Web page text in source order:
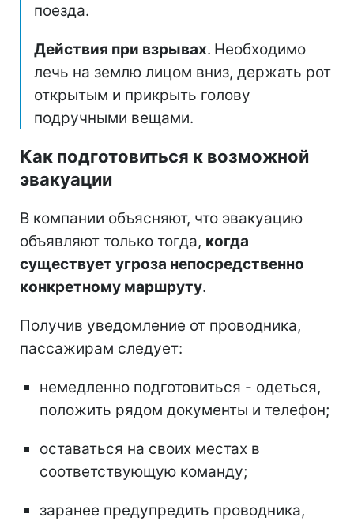
поезда.
Действия при взрывах. Необходимо
лечь на землю лицом вниз, держать рот
открытым и прикрыть голову
подручными вещами.
Как подготовиться к возможной
эвакуации
В компании объясняют, что эвакуацию
объявляют только тогда, когда
существует угроза непосредственно
конкретному маршруту.
Получив уведомление от проводника,
пассажирам следует:
немедленно подготовиться - одеться,
положить рядом документы и телефон;
оставаться на своих местах в
соответствующую команду;
заранее предупредить проводника,